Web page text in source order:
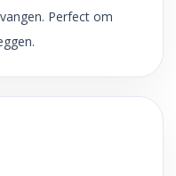
Perfect om